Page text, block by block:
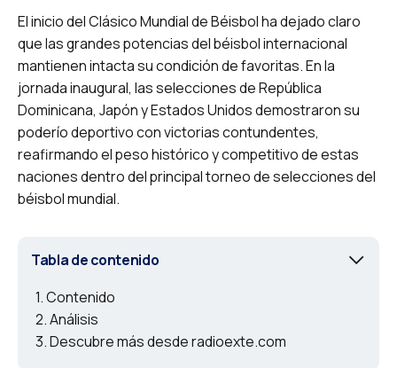
El inicio del Clásico Mundial de Béisbol ha dejado claro
que las grandes potencias del béisbol internacional
mantienen intacta su condición de favoritas. En la
jornada inaugural, las selecciones de República
Dominicana, Japón y Estados Unidos demostraron su
poderío deportivo con victorias contundentes,
reafirmando el peso histórico y competitivo de estas
naciones dentro del principal torneo de selecciones del
béisbol mundial.
Tabla de contenido
Contenido
Análisis
Descubre más desde radioexte.com